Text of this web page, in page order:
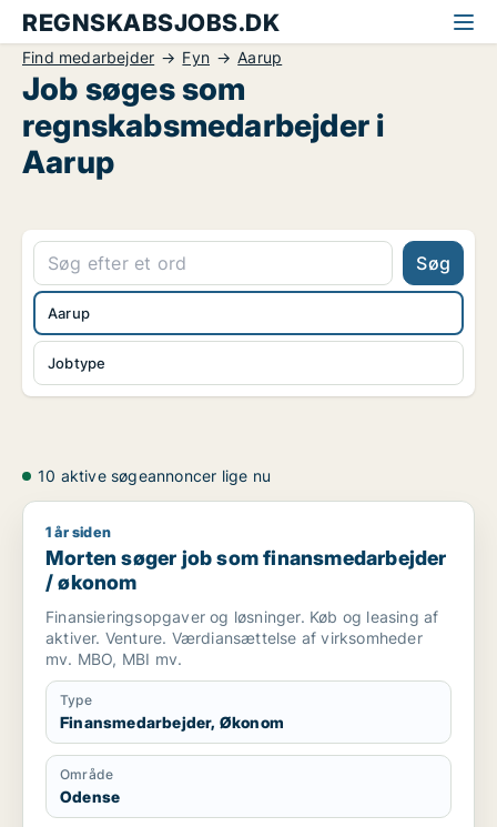
REGNSKABSJOBS.DK
Find medarbejder Fyn Aarup
Job søges som
regnskabsmedarbejder i
Aarup
Søg
Jobtype
Aarup
10 aktive søgeannoncer lige nu
Morten søger job som finansmedarbejder / økonom
1 år siden
Morten søger job som finansmedarbejder
/ økonom
Finansieringsopgaver og løsninger. Køb og leasing af
aktiver. Venture. Værdiansættelse af virksomheder
mv. MBO, MBI mv.
Type
Finansmedarbejder, Økonom
Område
Odense